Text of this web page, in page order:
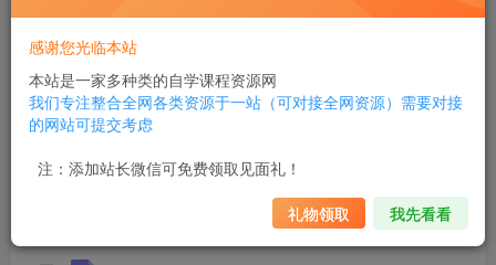
感谢您光临本站
本站是一家多种类的自学课程资源网
我们专注整合全网各类资源于一站（可对接全网资源）需要对接
的网站可提交考虑
注：添加站长微信可免费领取见面礼！
礼物领取 我先看看